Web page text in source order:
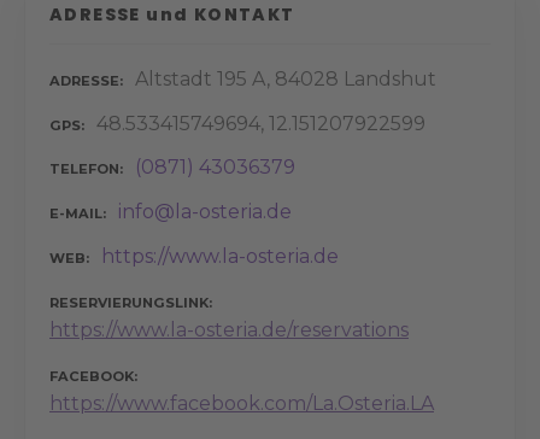
ADRESSE und KONTAKT
ADRESSE Altstadt 195 A, 84028 Landshut
GPS 48.533415749694, 12.151207922599
TELEFON (0871) 43036379
E-MAIL info@la-osteria.de
WEB https://www.la-osteria.de
RESERVIERUNGSLINK
https://www.la-osteria.de/reservations
FACEBOOK
https://www.facebook.com/La.Osteria.LA